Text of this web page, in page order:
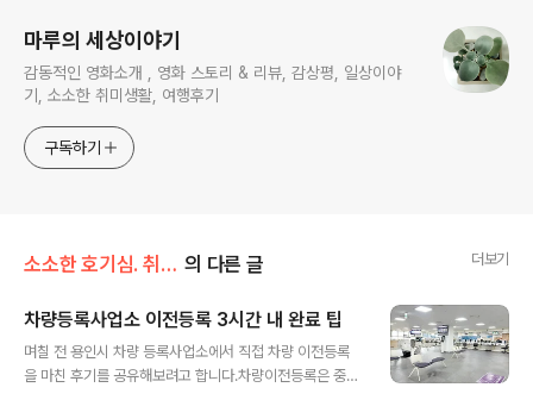
마루의 세상이야기
감동적인 영화소개 , 영화 스토리 & 리뷰, 감상평, 일상이야
기, 소소한 취미생활, 여행후기
구독하기
소소한 호기심. 취미 생활 의 다른 글 더보기
차량등록사업소 이전등록 3시간 내 완료 팁
며칠 전 용인시 차량 등록사업소에서 직접 차량 이전등록
을 마친 후기를 공유해보려고 합니다.차량이전등록은 중고